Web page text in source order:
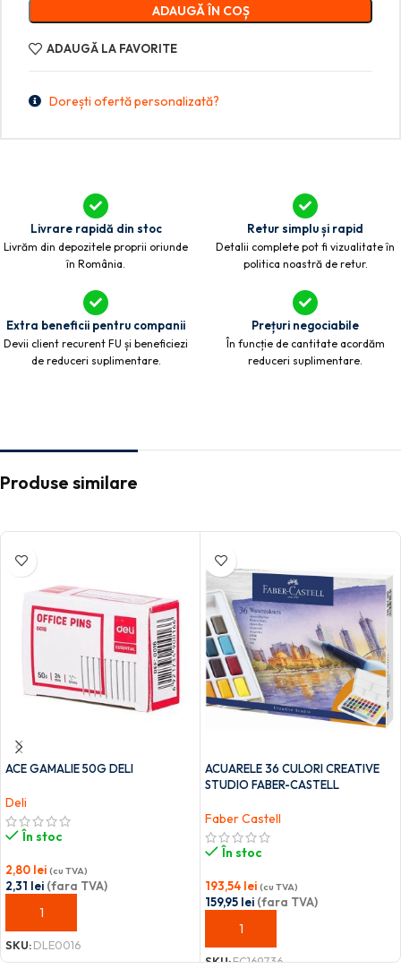
ADAUGĂ ÎN COȘ
ADAUGĂ LA FAVORITE
Dorești ofertă personalizată?
Livrare rapidă din stoc
Livrăm din depozitele proprii oriunde
în România.
Retur simplu și rapid
Detalii complete pot fi vizualitate în
politica noastră de retur.
Extra beneficii pentru companii
Devii client recurent FU și beneficiezi
de reduceri suplimentare.
Prețuri negociabile
În funcție de cantitate acordăm
reduceri suplimentare.
Produse similare
ACE GAMALIE 50G DELI
Deli
În stoc
2,80 lei (cu TVA)
2,31 lei (fara TVA)
ADAUGĂ ÎN COȘ
SKU:DLE0016
ACUARELE 36 CULORI CREATIVE
STUDIO FABER-CASTELL
Faber Castell
În stoc
193,54 lei (cu TVA)
159,95 lei (fara TVA)
ADAUGĂ ÎN COȘ
SKU:FC169736